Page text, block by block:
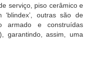
serviço, piso cerâmico e
outras são de
armado e construídas
garantindo, assim, uma